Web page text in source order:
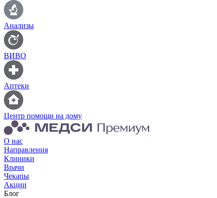
Анализы
ВИВО
Аптеки
Центр помощи на дому
О нас
Направления
Клиники
Врачи
Чекапы
Акции
Блог